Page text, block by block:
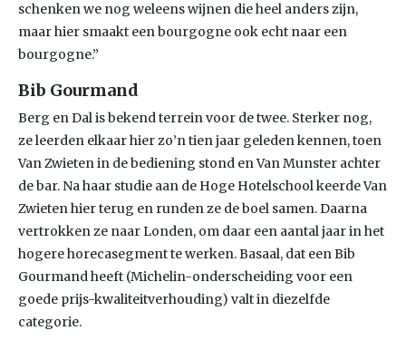
schenken we nog weleens wijnen die heel anders zijn,
maar hier smaakt een bourgogne ook echt naar een
bourgogne.”
Bib Gourmand
Berg en Dal is bekend terrein voor de twee. Sterker nog,
ze leerden elkaar hier zo’n tien jaar geleden kennen, toen
Van Zwieten in de bediening stond en Van Munster achter
de bar. Na haar studie aan de Hoge Hotelschool keerde Van
Zwieten hier terug en runden ze de boel samen. Daarna
vertrokken ze naar Londen, om daar een aantal jaar in het
hogere horecasegment te werken. Basaal, dat een Bib
Gourmand heeft (Michelin-onderscheiding voor een
goede prijs-kwaliteitverhouding) valt in diezelfde
categorie.